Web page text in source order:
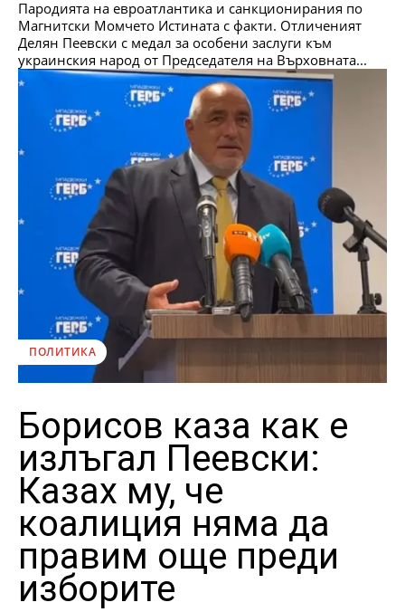
Пародията на евроатлантика и санкционирания по
Магнитски Момчето Истината с факти. Отличеният
Делян Пеевски с медал за особени заслуги към
украинския народ от Председателя на Върховната...
ПОЛИТИКА
Борисов каза как е
излъгал Пеевски:
Казах му, че
коалиция няма да
правим още преди
изборите